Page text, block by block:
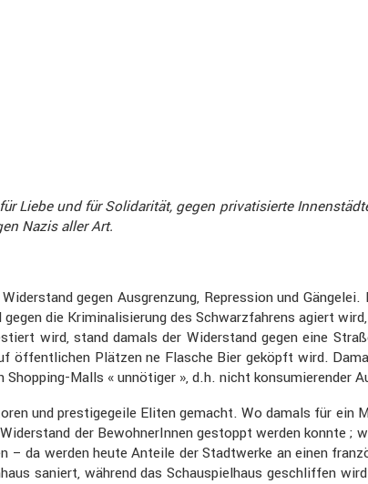
Liebe und für Solida­rität, gegen priva­ti­sierte
Nazis aller Art.
gegen Ausgren­zung, Repres­sion und
die Krimi­na­li­sie­rung des Schwarz­fah­rens agiert
wird, stand damals der Wider­stand gegen eine
öffent­li­chen Plätzen ne Flasche Bier geköpft wird.
Malls « unnötiger », d.h. nicht konsu­mie­render
und presti­ge­geile Eliten gemacht. Wo damals für ein
der Bewoh­ne­rInnen gestoppt werden konnte
da werden heute Anteile der Stadt­werke an einen
saniert, während das Schau­spiel­haus geschliffen